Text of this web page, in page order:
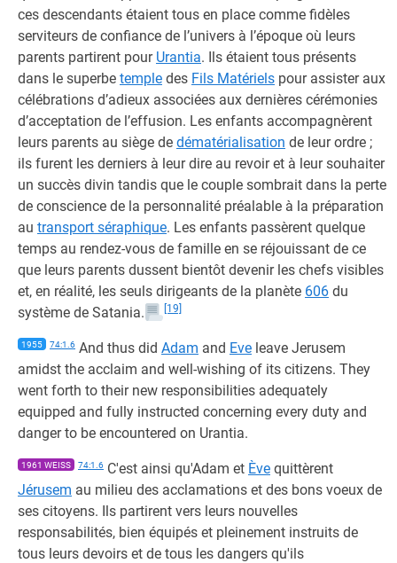
ces descendants étaient tous en place comme fidèles
serviteurs de confiance de l’univers à l’époque où leurs
parents partirent pour Urantia. Ils étaient tous présents
dans le superbe temple des Fils Matériels pour assister aux
célébrations d’adieux associées aux dernières cérémonies
d’acceptation de l’effusion. Les enfants accompagnèrent
leurs parents au siège de dématérialisation de leur ordre ;
ils furent les derniers à leur dire au revoir et à leur souhaiter
un succès divin tandis que le couple sombrait dans la perte
de conscience de la personnalité préalable à la préparation
au transport séraphique. Les enfants passèrent quelque
temps au rendez-vous de famille en se réjouissant de ce
que leurs parents dussent bientôt devenir les chefs visibles
et, en réalité, les seuls dirigeants de la planète 606 du
système de Satania.
[19]
1955 74:1.6 And thus did Adam and Eve leave Jerusem
amidst the acclaim and well-wishing of its citizens. They
went forth to their new responsibilities adequately
equipped and fully instructed concerning every duty and
danger to be encountered on Urantia.
1961 WEISS 74:1.6 C'est ainsi qu'Adam et Ève quittèrent
Jérusem au milieu des acclamations et des bons voeux de
ses citoyens. Ils partirent vers leurs nouvelles
responsabilités, bien équipés et pleinement instruits de
tous leurs devoirs et de tous les dangers qu'ils